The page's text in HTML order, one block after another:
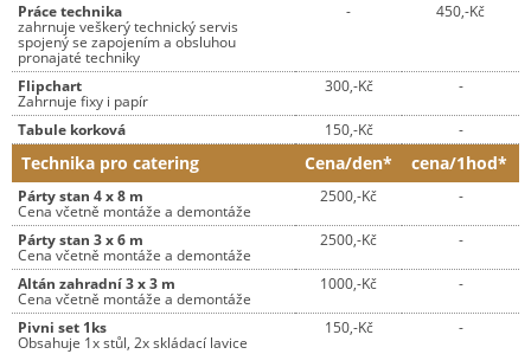
Práce technika
zahrnuje veškerý technický servis
spojený se zapojením a obsluhou
pronajaté techniky
- 450,-Kč
Flipchart
Zahrnuje fixy i papír
300,-Kč -
Tabule korková 150,-Kč -
Technika pro catering Cena/den* cena/1hod*
Párty stan 4 x 8 m
Cena včetně montáže a demontáže
2500,-Kč -
Párty stan 3 x 6 m
Cena včetně montáže a demontáže
2500,-Kč -
Altán zahradní 3 x 3 m
Cena včetně montáže a demontáže
1000,-Kč -
Pivni set 1ks
Obsahuje 1x stůl, 2x skládací lavice
150,-Kč -